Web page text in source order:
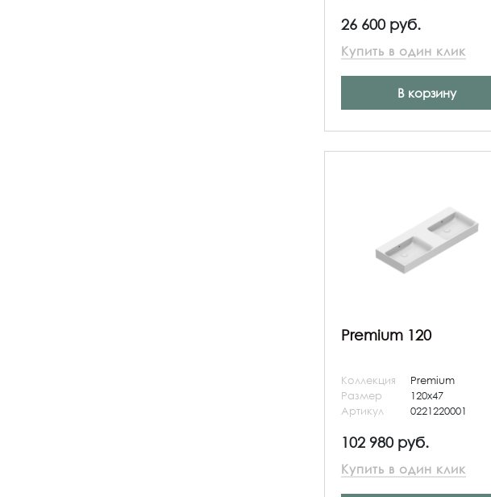
26 600 руб.
Купить в один клик
В корзину
Premium 120
Коллекция
Premium
Размер
120x47
Артикул
0221220001
102 980 руб.
Купить в один клик